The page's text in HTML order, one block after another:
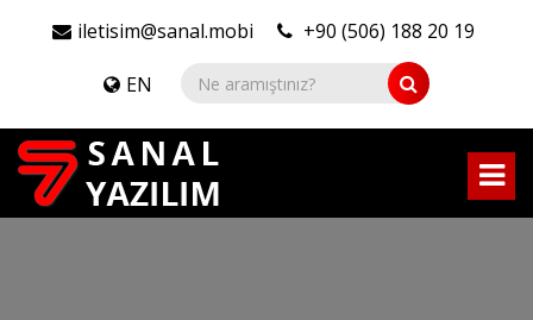
iletisim@sanal.mobi +90 (506) 188 20 19
EN